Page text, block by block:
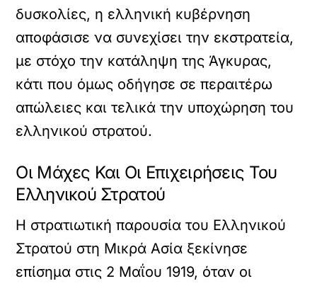
δυσκολίες, η ελληνική κυβέρνηση
αποφάσισε να συνεχίσει την εκστρατεία,
με στόχο την κατάληψη της Άγκυρας,
κάτι που όμως οδήγησε σε περαιτέρω
απώλειες και τελικά την υποχώρηση του
ελληνικού στρατού.
Οι Μάχες Και Οι Επιχειρήσεις Του
Ελληνικού Στρατού
Η στρατιωτική παρουσία του Ελληνικού
Στρατού στη Μικρά Ασία ξεκίνησε
επίσημα στις 2 Μαΐου 1919, όταν οι